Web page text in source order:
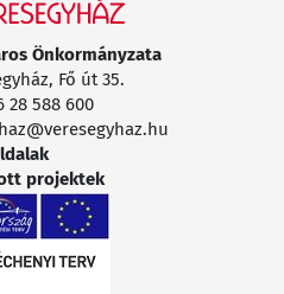
Önkormányzata
Fő út 35.
28 588 600
projektek